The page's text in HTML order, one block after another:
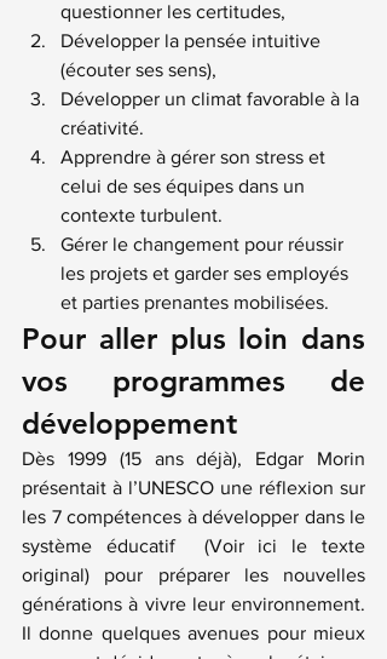
questionner les certitudes,
Développer la pensée intuitive
(écouter ses sens),
Développer un climat favorable à la
créativité.
Apprendre à gérer son stress et
celui de ses équipes dans un
contexte turbulent.
Gérer le changement pour réussir
les projets et garder ses employés
et parties prenantes mobilisées.
Pour aller plus loin dans
vos programmes de
développement
Dès 1999 (15 ans déjà), Edgar Morin
les 7 compétences à développer dans le
système éducatif  (Voir ici le texte
original) pour préparer les nouvelles
générations à vivre leur environnement.
Il donne quelques avenues pour mieux